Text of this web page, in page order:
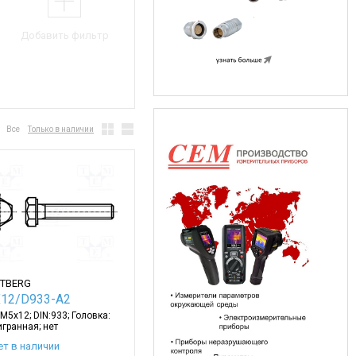
Добавить фильтр
Все Только в наличии
D933-A2
DIN:933; Головка:
нет
в наличии